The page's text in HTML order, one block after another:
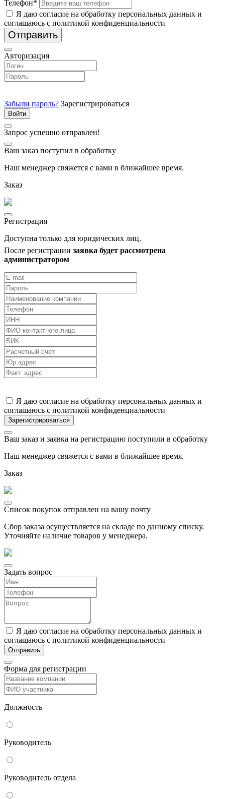
Телефон*
Я даю согласие на обработку персональных данных и
соглашаюсь с политикой конфиденциальности
Отправить
Авторизация
Забыли пароль? Зарегистрироваться
Запрос успешно отправлен!
Ваш заказ поступил в обработку
Наш менеджер свяжется с вами в ближайшее время.
Заказ
Регистрация
Доступна только для юридических лиц.
После регистрации заявка будет рассмотрена
администратором
Я даю согласие на обработку персональных данных и
соглашаюсь с политикой конфиденциальности
Ваш заказ и заявка на регистрацию поступили в обработку
Наш менеджер свяжется с вами в ближайшее время.
Заказ
Список покупок отправлен на вашу почту
Сбор заказа осуществляется на складе по данному списку.
Уточняйте наличие товаров у менеджера.
Задать вопрос
Я даю согласие на обработку персональных данных и
соглашаюсь с политикой конфиденциальности
Форма для регистрации
Должность
Руководитель
Руководитель отдела